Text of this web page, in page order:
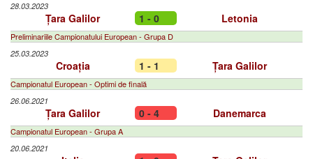
28.03.2023
Țara Galilor 1 - 0 Letonia
Preliminariile Campionatului European - Grupa D
25.03.2023
Croația 1 - 1 Țara Galilor
Campionatul European - Optimi de finală
26.06.2021
Țara Galilor 0 - 4 Danemarca
Campionatul European - Grupa A
20.06.2021